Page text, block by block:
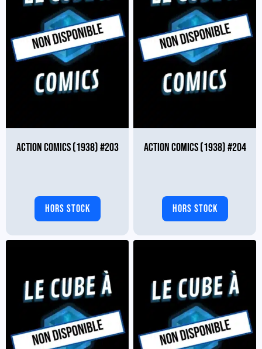
ACTION COMICS (1938) #203
HORS STOCK
ACTION COMICS (1938) #204
HORS STOCK